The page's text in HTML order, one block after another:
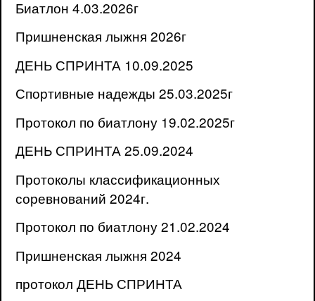
Биатлон 4.03.2026г
Пришненская лыжня 2026г
ДЕНЬ СПРИНТА 10.09.2025
Спортивные надежды 25.03.2025г
Протокол по биатлону 19.02.2025г
ДЕНЬ СПРИНТА 25.09.2024
Протоколы классификационных
соревнований 2024г.
Протокол по биатлону 21.02.2024
Пришненская лыжня 2024
протокол ДЕНЬ СПРИНТА